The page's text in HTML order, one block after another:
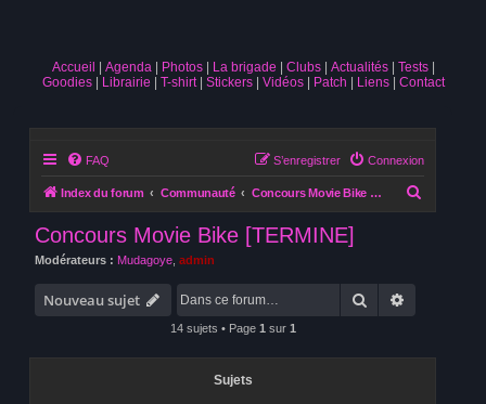
Accueil Agenda Photos La brigade Clubs Actualités
Tests
Goodies
Librairie T-shirt Stickers Vidéos Patch Liens Contact
FAQ Connexion
S’enregistrer
Index du forum Communauté Concours Movie Bike [TERMINE]
Concours Movie Bike [TERMINE]
Modérateurs : Mudagoye admin
Nouveau sujet Rechercher
14 sujets • Page 1 sur 1
Sujets